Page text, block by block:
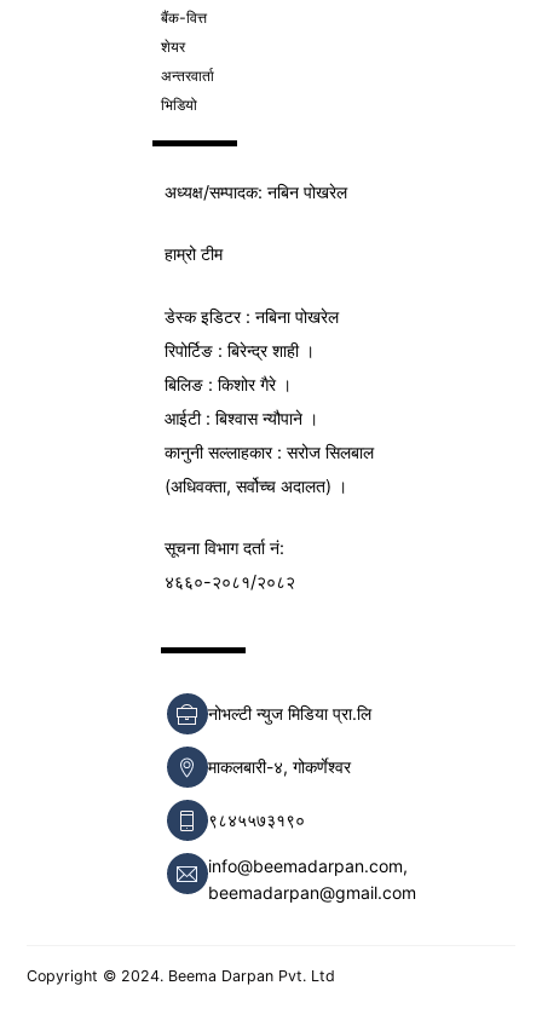
बैंक-वित्त
शेयर
अन्तरवार्ता
भिडियो
अध्यक्ष/सम्पादक: नबिन पोखरेल
हाम्रो टीम
डेस्क इडिटर : नबिना पोखरेल
रिपोर्टिङ : बिरेन्द्र शाही ।
बिलिङ : किशोर गैरे ।
आईटी : बिश्वास न्यौपाने ।
कानुनी सल्लाहकार : सरोज सिलबाल
(अधिवक्ता, सर्वोच्च अदालत) ।
सूचना विभागदर्ता नं:
४६६०-२०८१/२०८२
नोभल्टी न्युज मिडिया प्रा.लि
माकलबारी-४, गोकर्णेश्वर
९८४५५७३१९०
info@beemadarpan.com,
beemadarpan@gmail.com
Copyright © 2024. Beema Darpan Pvt. Ltd